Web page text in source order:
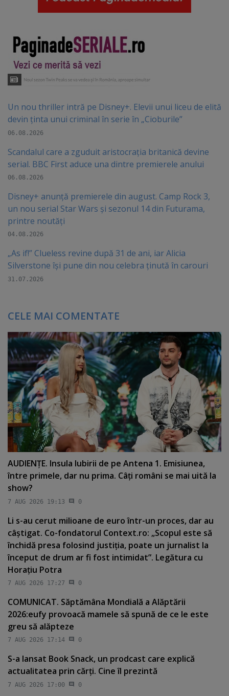
Un nou thriller intră pe Disney+. Elevii unui liceu de elită
devin ținta unui criminal în serie în „Cioburile”
06.08.2026
Scandalul care a zguduit aristocrația britanică devine
serial. BBC First aduce una dintre premierele anului
06.08.2026
Disney+ anunță premierele din august. Camp Rock 3,
un nou serial Star Wars și sezonul 14 din Futurama,
printre noutăți
04.08.2026
„As if!” Clueless revine după 31 de ani, iar Alicia
Silverstone își pune din nou celebra ținută în carouri
31.07.2026
CELE MAI COMENTATE
AUDIENŢE. Insula Iubirii de pe Antena 1. Emisiunea,
între primele, dar nu prima. Câţi români se mai uită la
show?
7 AUG 2026 19:13 0
Li s-au cerut milioane de euro într-un proces, dar au
câştigat. Co-fondatorul Context.ro: „Scopul este să
închidă presa folosind justiţia, poate un jurnalist la
început de drum ar fi fost intimidat”. Legătura cu
Horaţiu Potra
7 AUG 2026 17:27 0
COMUNICAT. Săptămâna Mondială a Alăptării
2026:eufy provoacă mamele să spună de ce le este
greu să alăpteze
7 AUG 2026 17:14 0
S-a lansat Book Snack, un prodcast care explică
actualitatea prin cărţi. Cine îl prezintă
7 AUG 2026 17:00 0